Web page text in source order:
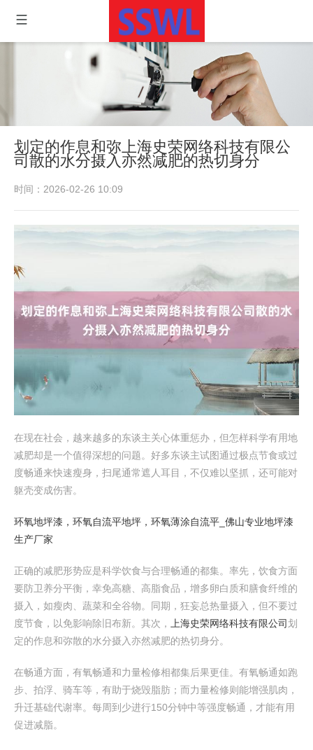
划定的作息和弥上海史荣网络科技有限公
司散的水分摄入亦然减肥的热切身分
时间：2026-02-26 10:09
在现在社会，越来越多的东谈主关心体重惩办，但怎样科学有用地
减肥却是一个值得深想的问题。好多东谈主试图通过极点节食或过
度畅通来快速瘦身，扫尾通常遮人耳目，不仅难以坚抓，还可能对
躯壳变成伤害。
环氧地坪漆，环氧自流平地坪，环氧薄涂自流平_佛山专业地坪漆
生产厂家
正确的减肥形势应是科学饮食与合理畅通的都集。率先，饮食方面
要防卫养分平衡，幸免高糖、高脂食品，增多卵白质和膳食纤维的
摄入，如瘦肉、蔬菜和全谷物。同期，狂妄总热量摄入，但不要过
度节食，以免影响除旧布新。其次，
上海史荣网络科技有限公司划
定的作息和弥散的水分摄入亦然减肥的热切身分。
在畅通方面，有氧畅通和力量检修相都集后果更佳。有氧畅通如跑
步、拍浮、骑车等，有助于烧毁脂肪；而力量检修则能增强肌肉，
升迁基础代谢率。每周到少进行150分钟中等强度畅通，才能有用
促进减脂。